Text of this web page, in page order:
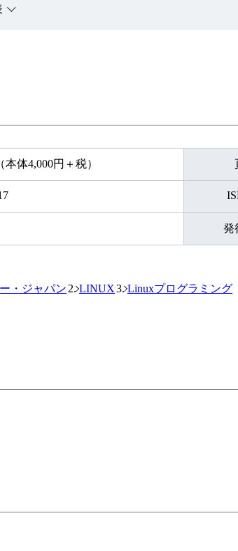
本体4,000円＋税）
発
・ジャパン LINUX Linuxプログラミング